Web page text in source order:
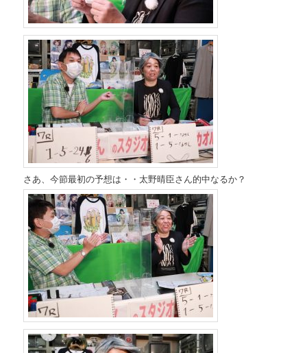
さあ、今節最初の予想は・・太野晴臣さん的中なるか？